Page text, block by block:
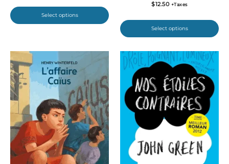
Select options
$12.50 +Taxes
Select options